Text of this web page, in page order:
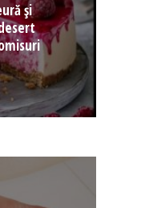
și